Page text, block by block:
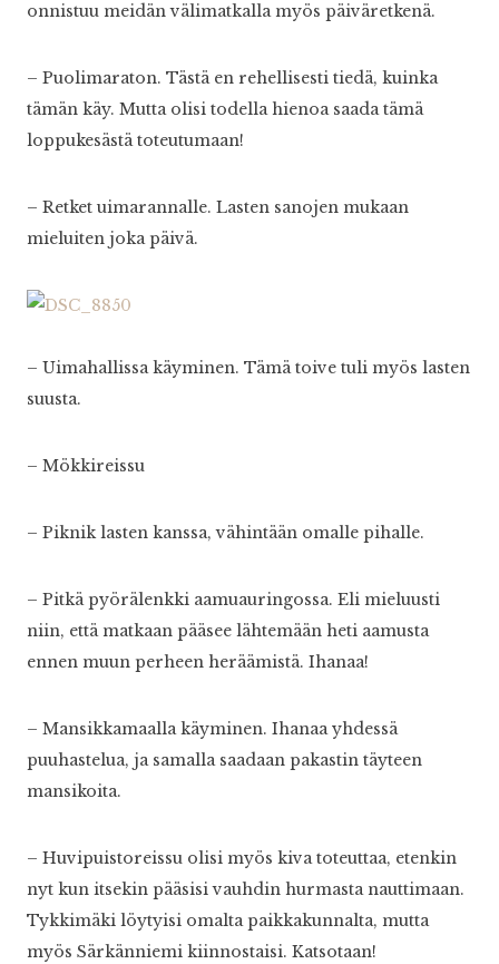
onnistuu meidän välimatkalla myös päiväretkenä.
– Puolimaraton. Tästä en rehellisesti tiedä, kuinka
tämän käy. Mutta olisi todella hienoa saada tämä
loppukesästä toteutumaan!
– Retket uimarannalle. Lasten sanojen mukaan
mieluiten joka päivä.
– Uimahallissa käyminen. Tämä toive tuli myös lasten
suusta.
– Mökkireissu
– Piknik lasten kanssa, vähintään omalle pihalle.
– Pitkä pyörälenkki aamuauringossa. Eli mieluusti
niin, että matkaan pääsee lähtemään heti aamusta
ennen muun perheen heräämistä. Ihanaa!
– Mansikkamaalla käyminen. Ihanaa yhdessä
puuhastelua, ja samalla saadaan pakastin täyteen
mansikoita.
– Huvipuistoreissu olisi myös kiva toteuttaa, etenkin
nyt kun itsekin pääsisi vauhdin hurmasta nauttimaan.
Tykkimäki löytyisi omalta paikkakunnalta, mutta
myös Särkänniemi kiinnostaisi. Katsotaan!